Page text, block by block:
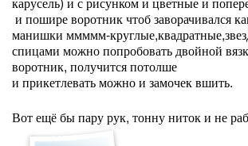
и пошире воротник чтоб заворачивался
манишки ммммм-
спицами можно попробовать двойной
воротник, получится потолше
и прикетлевать можно и замочек вшить.
Вот ещё бы пару рук, тонну ниток и не